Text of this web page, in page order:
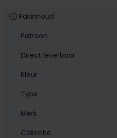
Pakinhoud
Patroon
Direct leverbaar
Kleur
Type
Merk
Collectie